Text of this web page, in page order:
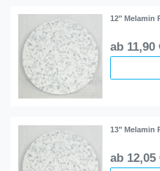
12" Melamin
ab 11,90
13" Melamin
ab 12,05